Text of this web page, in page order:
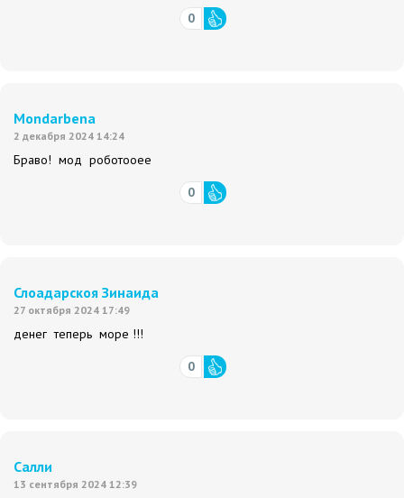
0
Mondarbena
2 декабря 2024 14:24
Браво! мод роботооее
0
Слоадарскоя Зинаида
27 октября 2024 17:49
денег теперь море !!!
0
Салли
13 сентября 2024 12:39